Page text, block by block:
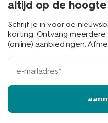
altijd op de
Schrijf je in voor de
korting. Ontvang
(online) aanbiedingen.
e-
mailadres